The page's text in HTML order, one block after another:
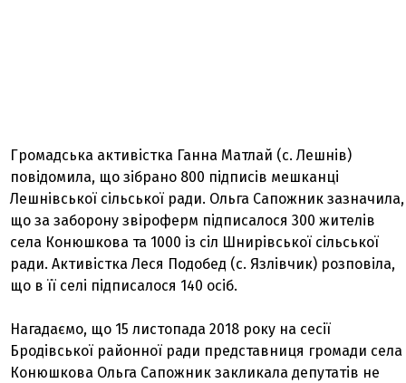
Громадська активістка Ганна Матлай (с. Лешнів)
повідомила, що зібрано 800 підписів мешканці
Лешнівської сільської ради. Ольга Сапожник зазначила,
що за заборону звіроферм підписалося 300 жителів
села Конюшкова та 1000 із сіл Шнирівської сільської
ради. Активістка Леся Подобед (с. Язлівчик) розповіла,
що в її селі підписалося 140 осіб.
Нагадаємо, що 15 листопада 2018 року на сесії
Бродівської районної ради представниця громади села
Конюшкова Ольга Сапожник закликала депутатів не